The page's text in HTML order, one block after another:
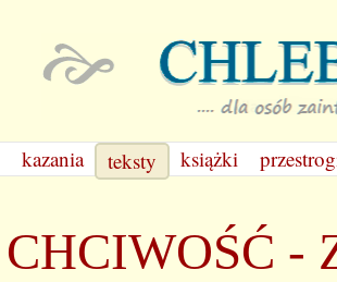
kazania teksty książki
CHCIWOŚĆ -